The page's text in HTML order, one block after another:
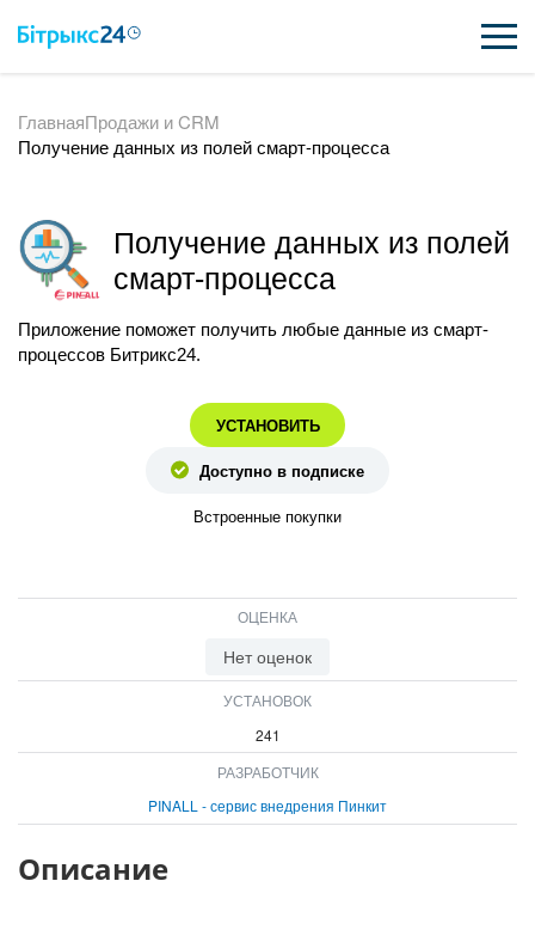
ВОЗМОЖНОСТИ
ИНТЕГРАЦИИ
ВНЕДРЕНИЕ
ПОЛЕЗНОЕ
ГлавнаяПродажи и CRM
Получение данных из полей смарт-процесса
Получение данных из полей
смарт-процесса
Приложение поможет получить любые данные из смарт-
процессов Битрикс24.
УСТАНОВИТЬ
Доступно в подписке
Встроенные покупки
ОЦЕНКА
Нет оценок
УСТАНОВОК
241
РАЗРАБОТЧИК
PINALL - сервис внедрения Пинкит
Описание